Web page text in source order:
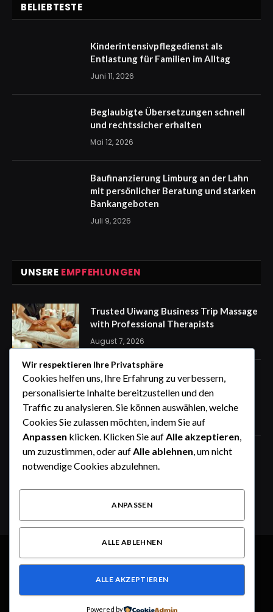
BELIEBTESTE
Kinderintensivpflegedienst als
Entlastung für Familien im Alltag
Juni 11, 2026
Beglaubigte Übersetzungen schnell
und rechtssicher erhalten
Mai 12, 2026
Baufinanzierung Limburg an der Lahn
mit persönlicher Beratung und starken
Bankangeboten
Juli 9, 2026
UNSERE EMPFEHLUNGEN
Trusted Uiwang Business Trip Massage
with Professional Therapists
August 7, 2026
express Kennzeichen für eine
stressfreie Auto Anmeldung von
zuhause
August 7, 2026
How the Wheel of Names Makes
Student Selection Fair, Fast, and
© 2026 Alle Rechte vorbehalten.Dusseldorf Style
Haftung für Inhalte
Datenschutzerklärung
Wir respektieren Ihre Privatsphäre
Cookies helfen uns, Ihre Erfahrung zu verbessern,
personalisierte Inhalte bereitzustellen und den
Traffic zu analysieren. Sie können auswählen, welche
Cookies Sie zulassen möchten, indem Sie auf
Anpassen klicken. Klicken Sie aufAlle akzeptieren,
um zuzustimmen, oder aufAlle ablehnen, um nicht
notwendige Cookies abzulehnen.
ANPASSEN
ALLE ABLEHNEN
ALLE AKZEPTIEREN
Powered by